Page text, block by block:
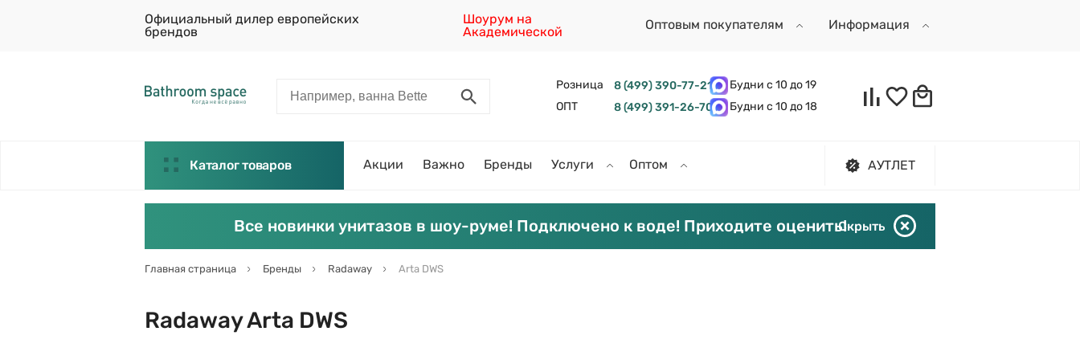
Официальный дилер европейских
брендов
Шоурум на
Академической
Оптовым покупателям Информация
Розница 8 (499) 390-77-21
Будни с 10 до 19
ОПТ
8 (499) 391-26-70 Будни с 10 до 18
Каталог товаров Акции Важно Бренды Услуги Оптом АУТЛЕТ
Все новинки унитазов в шоу-руме! Подключено к воде! Приходите оценить!Скрыть
Главная страница Бренды Radaway Arta DWS
Radaway Arta DWS